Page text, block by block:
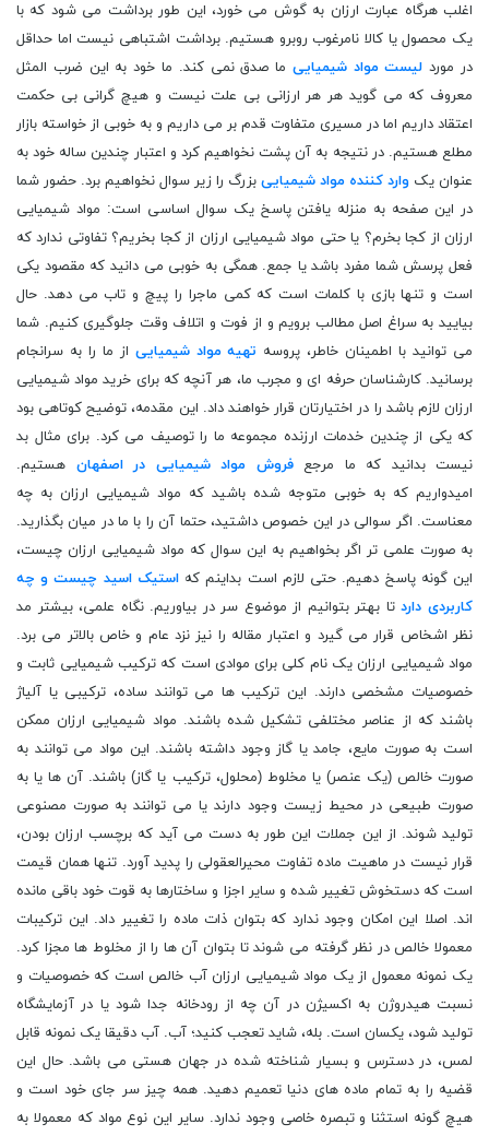
اغلب هرگاه عبارت ارزان به گوش می خورد، این طور برداشت می شود که با
یک محصول یا کالا نامرغوب روبرو هستیم. برداشت اشتباهی نیست اما حداقل
در مورد لیست مواد شیمیایی ما صدق نمی کند. ما خود به این ضرب المثل
معروف که می گوید هر هر ارزانی بی علت نیست و هیچ گرانی بی حکمت
اعتقاد داریم اما در مسیری متفاوت قدم بر می داریم و به خوبی از خواسته بازار
مطلع هستیم. در نتیجه به آن پشت نخواهیم کرد و اعتبار چندین ساله خود به
عنوان یک وارد کننده مواد شیمیایی بزرگ را زیر سوال نخواهیم برد. حضور شما
در این صفحه به منزله یافتن پاسخ یک سوال اساسی است: مواد شیمیایی
ارزان از کجا بخرم؟ یا حتی مواد شیمیایی ارزان از کجا بخریم؟ تفاوتی ندارد که
فعل پرسش شما مفرد باشد یا جمع. همگی به خوبی می دانید که مقصود یکی
است و تنها بازی با کلمات است که کمی ماجرا را پیچ و تاب می دهد. حال
بیایید به سراغ اصل مطالب برویم و از فوت و اتلاف وقت جلوگیری کنیم. شما
می توانید با اطمینان خاطر، پروسه تهیه مواد شیمیایی از ما را به سرانجام
برسانید. کارشناسان حرفه ای و مجرب ما، هر آنچه که برای خرید مواد شیمیایی
ارزان لازم باشد را در اختیارتان قرار خواهند داد. این مقدمه، توضیح کوتاهی بود
که یکی از چندین خدمات ارزنده مجموعه ما را توصیف می کرد. برای مثال بد
نیست بدانید که ما مرجعفروش مواد شیمیایی در اصفهان هستیم.
امیدواریم که به خوبی متوجه شده باشید که مواد شیمیایی ارزان به چه
معناست. اگر سوالی در این خصوص داشتید، حتما آن را با ما در میان بگذارید.
به صورت علمی تر اگر بخواهیم به این سوال که مواد شیمیایی ارزان چیست،
این گونه پاسخ دهیم. حتی لازم است بداینم کهاستیک اسید چیست و چه
کاربردی داردتا بهتر بتوانیم از موضوع سر در بیاوریم. نگاه علمی، بیشتر مد
نظر اشخاص قرار می گیرد و اعتبار مقاله را نیز نزد عام و خاص بالاتر می برد.
مواد شیمیایی ارزان یک نام کلی برای موادی است که ترکیب شیمیایی ثابت و
خصوصیات مشخصی دارند. این ترکیب ها می توانند ساده، ترکیبی یا آلیاژ
باشند که از عناصر مختلفی تشکیل شده باشند. مواد شیمیایی ارزان ممکن
است به صورت مایع، جامد یا گاز وجود داشته باشند. این مواد می توانند به
صورت خالص (یک عنصر) یا مخلوط (محلول، ترکیب یا گاز) باشند. آن ها یا به
صورت طبیعی در محیط زیست وجود دارند یا می توانند به صورت مصنوعی
تولید شوند. از این جملات این طور به دست می آید که برچسب ارزان بودن،
قرار نیست در ماهیت ماده تفاوت محیرالعقولی را پدید آورد. تنها همان قیمت
است که دستخوش تغییر شده و سایر اجزا و ساختارها به قوت خود باقی مانده
اند. اصلا این امکان وجود ندارد که بتوان ذات ماده را تغییر داد. این ترکیبات
معمولا خالص در نظر گرفته می شوند تا بتوان آن ها را از مخلوط ها مجزا کرد.
یک نمونه معمول از یک مواد شیمیایی ارزان آب خالص است که خصوصیات و
نسبت هیدروژن به اکسیژن در آن چه از رودخانه جدا شود یا در آزمایشگاه
تولید شود، یکسان است. بله، شاید تعجب کنید؛ آب. آب دقیقا یک نمونه قابل
لمس، در دسترس و بسیار شناخته شده در جهان هستی می باشد. حال این
قضیه را به تمام ماده های دنیا تعمیم دهید. همه چیز سر جای خود است و
هیچ گونه استثنا و تبصره خاصی وجود ندارد. سایر این نوع مواد که معمولا به